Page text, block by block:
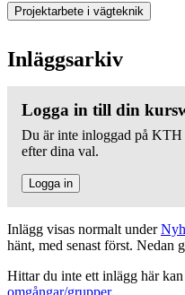
Projektarbete i vägteknik
Inläggsarkiv
Logga in till din
Du är inte inloggad på KTH
efter dina val.
Logga in
Inlägg visas normalt under
hänt, med senast först. Nedan
Hittar du inte ett inlägg här
omgångar/grupper.